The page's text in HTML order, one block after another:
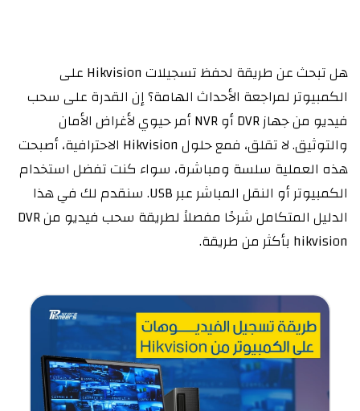
هل تبحث عن طريقة لحفظ تسجيلات Hikvision على
الكمبيوتر لمراجعة الأحداث الهامة؟ إن القدرة على سحب
فيديو من جهاز DVR أو NVR أمر حيوي لأغراض الأمان
والتوثيق. لا تقلق، فمع حلول Hikvision الاحترافية، أصبحت
هذه العملية سلسة ومباشرة، سواء كنت تفضل استخدام
الكمبيوتر أو النقل المباشر عبر USB. سنقدم لك في هذا
الدليل المتكامل شرحًا مفصلاً لطريقة سحب فيديو من DVR
hikvision بأكثر من طريقة.